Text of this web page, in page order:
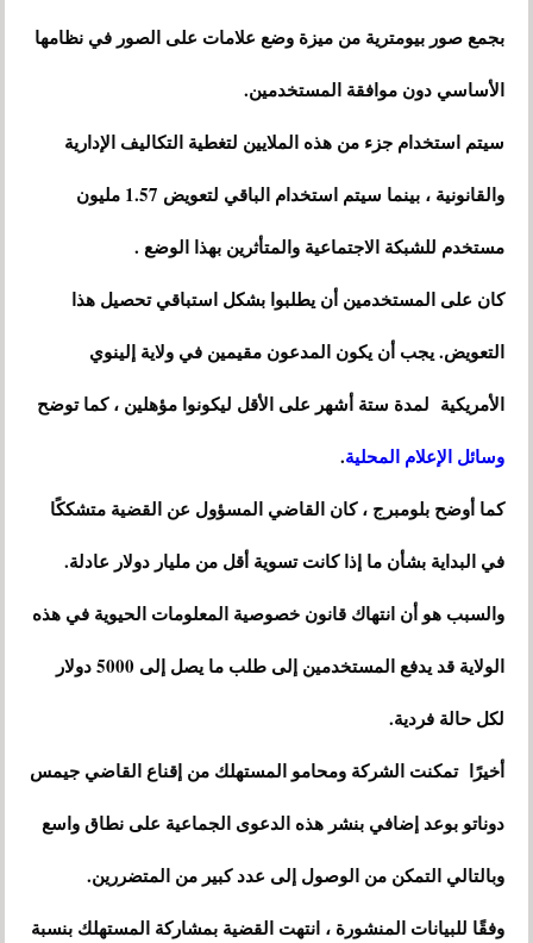
بجمع صور بيومترية من ميزة وضع علامات على الصور في نظامها
الأساسي دون موافقة المستخدمين.
سيتم استخدام جزء من هذه الملايين لتغطية التكاليف الإدارية
والقانونية ، بينما سيتم استخدام الباقي لتعويض 1.57 مليون
مستخدم للشبكة الاجتماعية والمتأثرين بهذا الوضع .
كان على المستخدمين أن يطلبوا بشكل استباقي تحصيل هذا
التعويض. يجب أن يكون المدعون مقيمين في ولاية إلينوي
الأمريكية لمدة ستة أشهر على الأقل ليكونوا مؤهلين ، كما توضح
وسائل الإعلام المحلية.
كما أوضح بلومبرج ، كان القاضي المسؤول عن القضية متشككًا
في البداية بشأن ما إذا كانت تسوية أقل من مليار دولار عادلة.
والسبب هو أن انتهاك قانون خصوصية المعلومات الحيوية في هذه
الولاية قد يدفع المستخدمين إلى طلب ما يصل إلى 5000 دولار
لكل حالة فردية.
أخيرًا تمكنت الشركة ومحامو المستهلك من إقناع القاضي جيمس
دوناتو بوعد إضافي بنشر هذه الدعوى الجماعية على نطاق واسع
وبالتالي التمكن من الوصول إلى عدد كبير من المتضررين.
وفقًا للبيانات المنشورة ، انتهت القضية بمشاركة المستهلك بنسبة